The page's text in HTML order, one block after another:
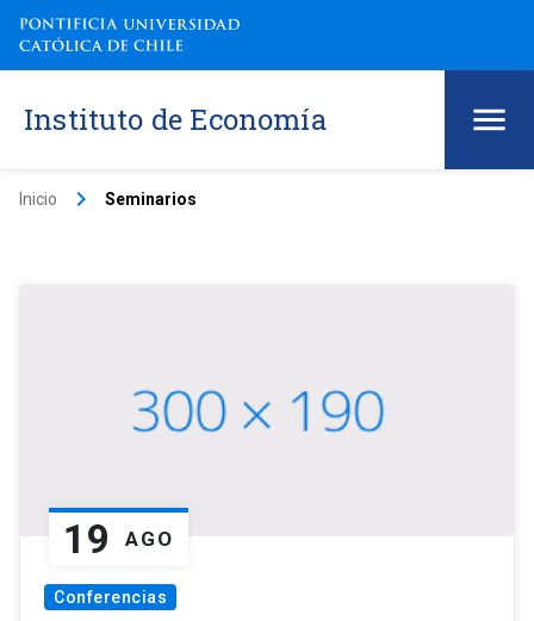
Instituto de Economía
Inicio keyboard_arrow_right Seminarios
19 AGO
Conferencias